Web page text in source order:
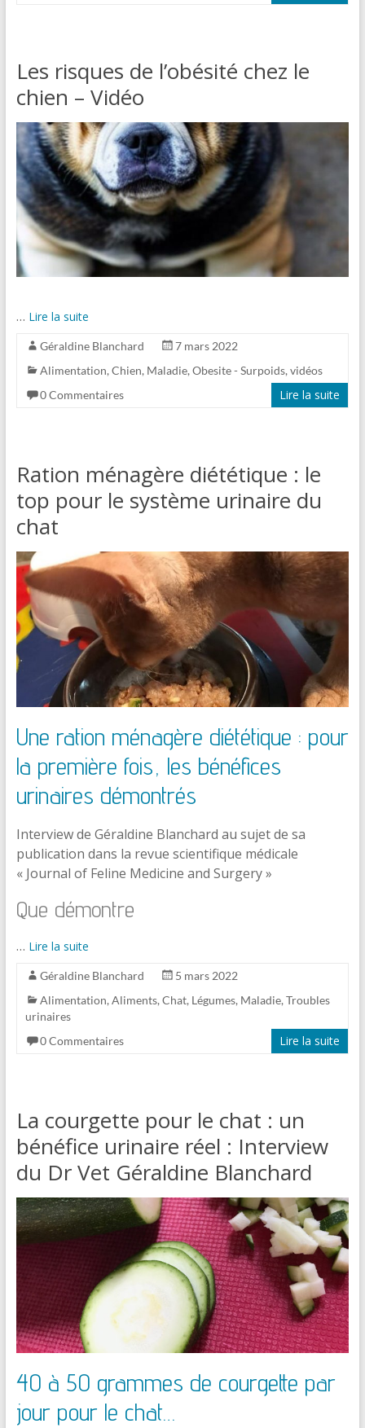
Les risques de l’obésité chez le
chien – Vidéo
… Lire la suite
Géraldine Blanchard
7 mars 2022
Alimentation,Chien, Maladie,Obesite - Surpoids,vidéos
0 Commentaires
Lire la suite
Ration ménagère diététique : le
top pour le système urinaire du
chat
Une ration ménagère diététique : pour
la première fois, les bénéfices
urinaires démontrés
Interview de Géraldine Blanchard au sujet de sa
publication dans la revue scientifique médicale
« Journal of Feline Medicine and Surgery »
Que démontre
… Lire la suite
Géraldine Blanchard
5 mars 2022
Alimentation, Aliments, Chat, Légumes, Maladie, Troubles
urinaires
0 Commentaires
Lire la suite
La courgette pour le chat : un
bénéfice urinaire réel : Interview
du Dr Vet Géraldine Blanchard
40 à 50 grammes de courgette par
jour pour le chat…